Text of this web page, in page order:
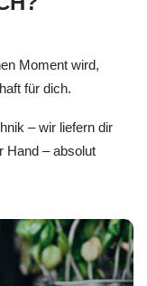
Moment wird,
für dich.
– wir liefern dir
Hand – absolut